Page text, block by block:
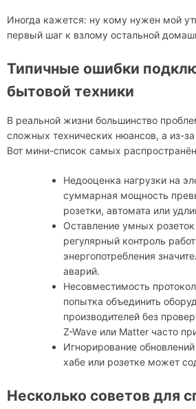
Иногда кажется: ну кому нужен мой
первый шаг к взлому остальной
Типичные ошибки
бытовой техники
В реальной жизни большинство
сложных технических нюансов, а из-
Вот мини-список самых
Недооценка нагрузки на
суммарная мощность
розетки, автомата или
Оставление умных
регулярный контроль
энергопотребления
аварий.
Несовместимость
попытка объединить
производителей без
Z-Wave или Matter часто
Игнорирование
хабе или розетке может
Несколько советов для